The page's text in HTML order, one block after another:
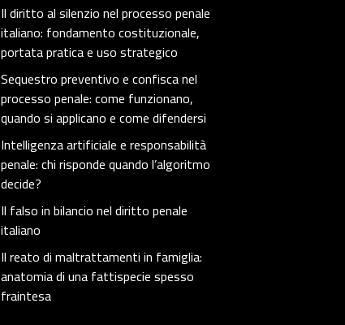
Il diritto al silenzio nel processo penale
italiano: fondamento costituzionale,
portata pratica e uso strategico
Sequestro preventivo e confisca nel
processo penale: come funzionano,
quando si applicano e come difendersi
Intelligenza artificiale e responsabilità
penale: chi risponde quando l’algoritmo
decide?
Il falso in bilancio nel diritto penale
italiano
Il reato di maltrattamenti in famiglia:
anatomia di una fattispecie spesso
fraintesa